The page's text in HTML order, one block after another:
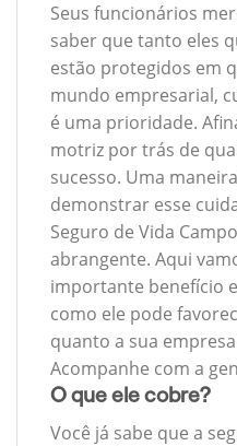
Seus funcionários
saber que tanto eles
estão protegidos em
mundo empresarial,
é uma prioridade.
motriz por trás de
sucesso. Uma
demonstrar esse
Seguro de Vida
abrangente. Aqui
importante benefício
como ele pode
quanto a sua
Acompanhe com a
O que ele cobre?
Você já sabe que a